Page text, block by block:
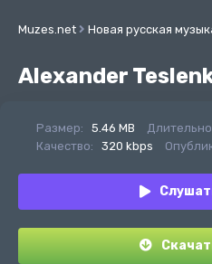
Muzes.net Новая русская
Alexander
Размер: 5.46 MB
Качество:
320 kbps